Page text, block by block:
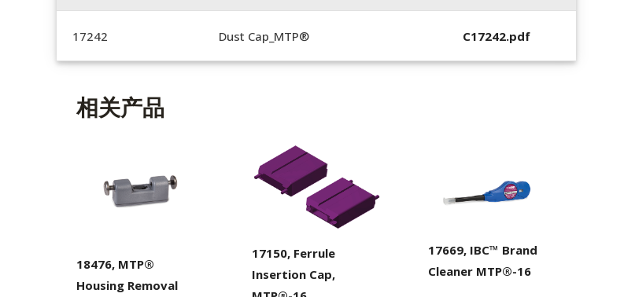
17242 Dust Cap_MTP® C17242.pdf
相关产品
18476, MTP®
Housing Removal
17150, Ferrule
Insertion Cap,
17669, IBC™ Brand
Cleaner MTP®-16